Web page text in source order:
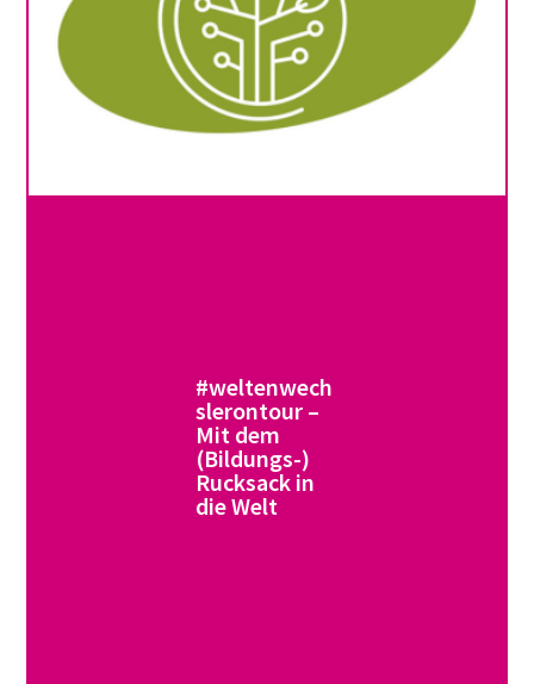
#weltenwech
slerontour –
Mit dem
(Bildungs-)
Rucksack in
die Welt